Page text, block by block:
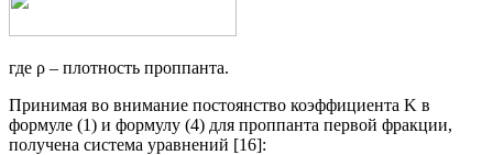
где ρ – плотность проппанта.
Принимая во внимание постоянство коэффициента K в
формуле (1) и формулу (4) для проппанта первой фракции,
получена система уравнений [16]: